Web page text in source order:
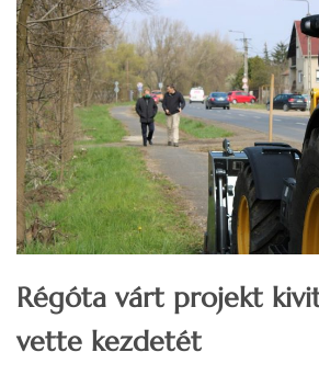
Régóta várt projekt
vette kezdetét